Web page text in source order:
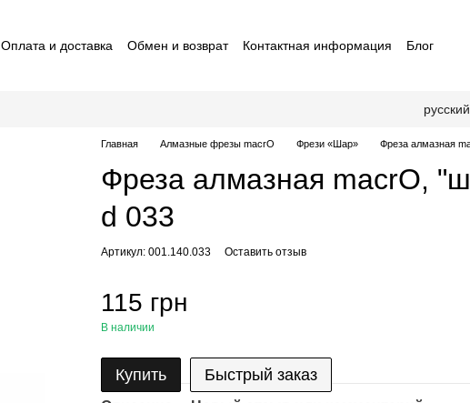
Оплата и доставка Обмен и возврат Контактная информация
Блог
русский
Главная Алмазные фрезы macrO Фрези «Шар» Фреза алмазная
Фреза алмазная macrO,
d 033
Артикул: 001.140.033 Оставить отзыв
115 грн
В наличии
Купить Быстрый заказ